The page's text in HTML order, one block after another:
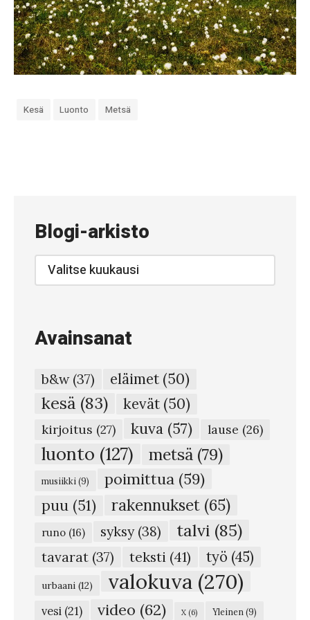
Kesä Luonto Metsä
Blogi-arkisto
Blogi-
arkisto
Avainsanat
b&w(37) eläimet (50)
kesä (83) kevät (50)
kirjoitus (27) kuva (57) lause (26)
luonto (127) metsä (79)
musiikki (9) poimittua (59)
puu (51) rakennukset (65)
runo (16) syksy(38) talvi (85)
tavarat (37) teksti (41) työ (45)
urbaani (12) valokuva (270)
vesi (21) video (62) X (6) Yleinen (9)